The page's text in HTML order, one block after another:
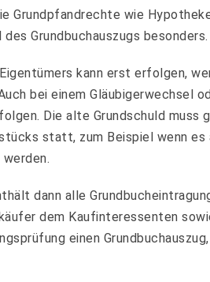
Grundpfandrechte wie
Grundbuchauszugs besonders.
kann erst erfolgen,
bei einem Gläubigerwechsel
Die alte Grundschuld
statt, zum Beispiel wenn
dann alle
dem Kaufinteressenten
einen